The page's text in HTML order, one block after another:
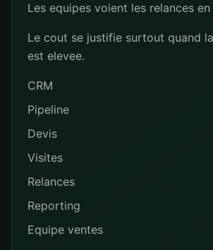
Les equipes voient les relances
Le cout se justifie surtout quand
est elevee.
CRM
Pipeline
Devis
Visites
Relances
Reporting
Equipe ventes